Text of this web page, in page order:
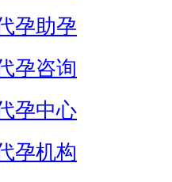
孕助孕
孕咨询
孕中心
孕机构